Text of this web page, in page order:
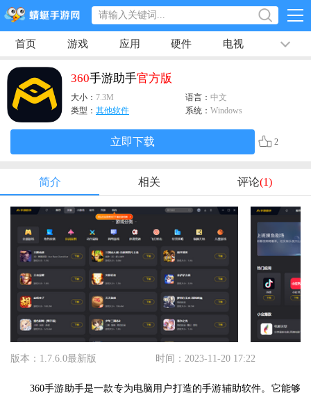
首页 游戏 应用 硬件 电视 排行榜
专题
360手游助手官方版
大小： 7.3M 语言： 中文
类型： 其他软件 系统： Windows
立即下载 2
简介 相关 评论(1)
版本：1.7.6.0最新版 时间：2023-11-20 17:22
360手游助手是一款专为电脑用户打造的手游辅助软件。它能够